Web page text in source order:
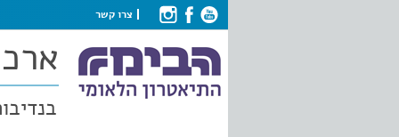
צרו קשר